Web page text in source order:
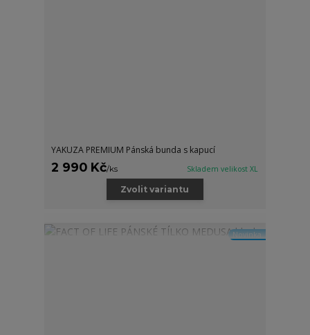
YAKUZA PREMIUM Pánská bunda s kapucí
2 990 Kč/ks Skladem velikost XL
Zvolit variantu
Novinka